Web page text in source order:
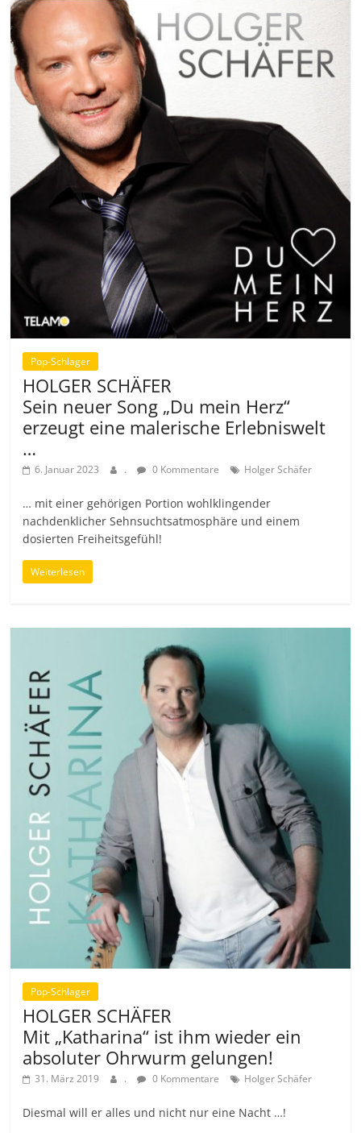
Pop-Schlager
HOLGER SCHÄFER
Sein neuer Song „Du mein Herz“
erzeugt eine malerische Erlebniswelt
…
6. Januar 2023 . 0 Kommentare Holger Schäfer
… mit einer gehörigen Portion wohlklingender
nachdenklicher Sehnsuchtsatmosphäre und einem
dosierten Freiheitsgefühl!
Weiterlesen
Pop-Schlager
HOLGER SCHÄFER
Mit „Katharina“ ist ihm wieder ein
absoluter Ohrwurm gelungen!
31. März 2019 . 0 Kommentare Holger Schäfer
Diesmal will er alles und nicht nur eine Nacht …!